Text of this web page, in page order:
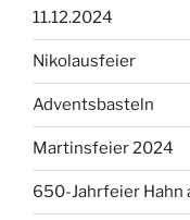
11.12.2024
Nikolausfeier
Adventsbasteln
Martinsfeier 2024
650-Jahrfeier Hahn